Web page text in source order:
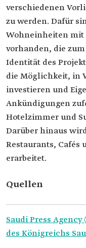
verschiedenen
zu werden. Dafür
Wohneinheiten
vorhanden, die
Identität des
die Möglichkeit, in
investieren und
Ankündigungen
Hotelzimmer und
Darüber hinaus
Restaurants,
erarbeitet.
Quellen
Saudi Press
des Königreichs